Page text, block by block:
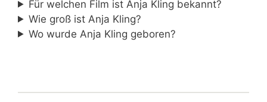
Für welchen Film ist Anja Kling bekannt?
Wie groß ist Anja Kling?
Wo wurde Anja Kling geboren?